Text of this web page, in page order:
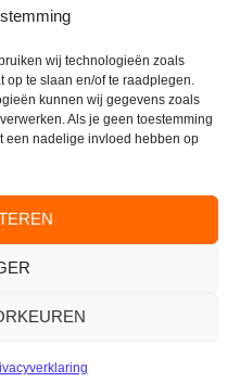
wij technologieën zoals
te slaan en/of te raadplegen.
kunnen wij gegevens zoals
Als je geen toestemming
een nadelige invloed hebben op
voor tijdelijke verhuur